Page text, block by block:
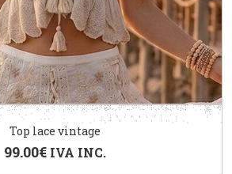
Top lace vintage
99.00€ IVA INC.